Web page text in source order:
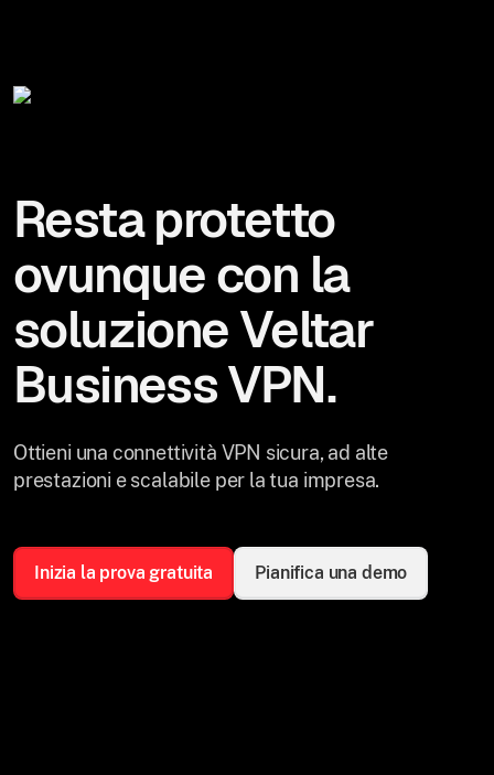
Resta protetto
ovunque con la
soluzione Veltar
Business VPN.
Ottieni una connettività VPN sicura, ad alte
prestazioni e scalabile per la tua impresa.
Inizia la prova gratuita Pianifica una demo